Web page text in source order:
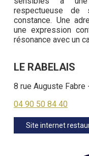
respectueuse de
constance. Une
une expression
résonance avec un
LE RABELAIS
8 rue Auguste Fabre
04 90 50 84 40
Site internet